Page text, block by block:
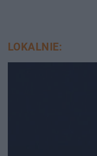
LOKALNIE: